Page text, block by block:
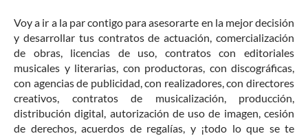
​Voy a ir a la par contigo para asesorarte en la mejor decisión
y desarrollar tus contratos de actuación, comercialización
de obras, licencias de uso, contratos con editoriales
musicales y literarias, con productoras, con discográficas,
con agencias de publicidad, con realizadores, con directores
creativos, contratos de musicalización, producción,
distribución digital, autorización de uso de imagen, cesión
de derechos, acuerdos de regalías, y ¡todo lo que se te